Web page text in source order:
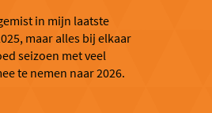
in mijn laatste
maar alles bij elkaar
seizoen met veel
te nemen naar 2026.